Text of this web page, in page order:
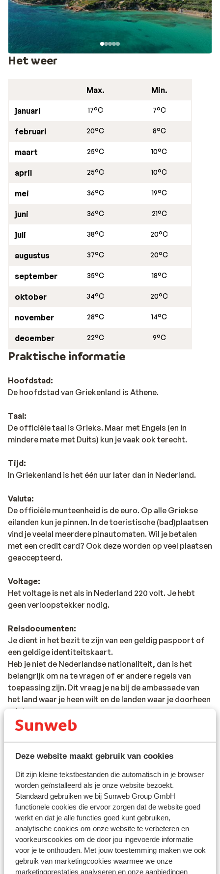
Deze website maakt gebruik van cookies
Dit zijn kleine tekstbestanden die automatisch in je browser
worden geïnstalleerd als je onze website bezoekt.
Standaard gebruiken we bij Sunweb Group GmbH
functionele cookies die ervoor zorgen dat de website goed
werkt en dat je alle functies goed kunt gebruiken,
analytische cookies om onze website te verbeteren en
voorkeurscookies om de door jou ingevoerde informatie
voor je te onthouden. Met jouw toestemming maken we ook
gebruik van marketingcookies waarmee we onze
marketingprestaties analyseren en onze aanbiedingen
juist een culturele trip over het Griekse vasteland wilt
maken, vanuit Vravrona kun je letterlijk alle kanten op.
Het weer
Max. Min.
januari 17°C 7°C
februari 20°C 8°C
maart 25°C 10°C
april 25°C 10°C
mei 36°C 19°C
juni 36°C 21°C
juli 38°C 20°C
augustus 37°C 20°C
september 35°C 18°C
oktober 34°C 20°C
november 28°C 14°C
december 22°C 9°C
Praktische informatie
Hoofdstad:
De hoofdstad van Griekenland is Athene.
Taal:
De officiële taal is Grieks. Maar met Engels (en in
mindere mate met Duits) kun je vaak ook terecht.
Tijd:
In Griekenland is het één uur later dan in Nederland.
Valuta:
De officiële munteenheid is de euro. Op alle Griekse
eilanden kun je pinnen. In de toeristische (bad)plaatsen
vind je veelal meerdere pinautomaten. Wil je betalen
met een credit card? Ook deze worden op veel plaatsen
geaccepteerd.
Voltage:
Het voltage is net als in Nederland 220 volt. Je hebt
geen verloopstekker nodig.
Reisdocumenten:
Je dient in het bezit te zijn van een geldig paspoort of
een geldige identiteitskaart.
Heb je niet de Nederlandse nationaliteit, dan is het
belangrijk om na te vragen of er andere regels van
toepassing zijn. Dit vraag je na bij de ambassade van
het land waar je heen wilt en de landen waar je doorheen
reist.
Het reizen met de juiste documenten is jouw eigen
verantwoordelijkheid. Sunweb kan hiervoor niet
aansprakelijk worden gesteld.
Vaccinatie:
Voor actuele informatie betreffende vaccinaties en
andere gegevens over gezondheid en reizen vind je op
de site van LCR: https://www.lcr.nl/.
Alarmnummer:
Het alarmnummer in Griekenland voor de politie is 100.